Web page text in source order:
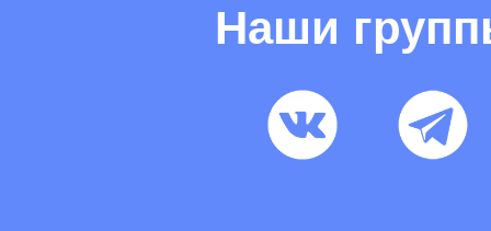
Наши